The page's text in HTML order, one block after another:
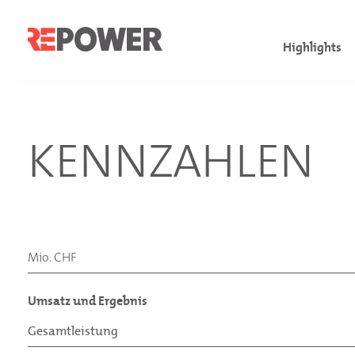
Highlights
KENNZAHLEN
Mio. CHF
Umsatz und Ergebnis
Gesamtleistung